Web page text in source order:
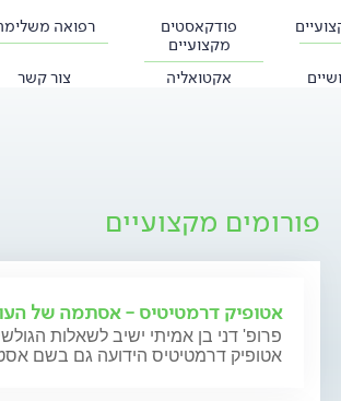
פודקאסטים
מקצועיים
רפואה
אקטואליה צור קשר
פורומים מקצועיים
אטופיק דרמטיטיס - אסתמה של
פרופ' דני בן אמיתי ישיב לשאלות
אטופיק דרמטיטיס הידועה גם בשם